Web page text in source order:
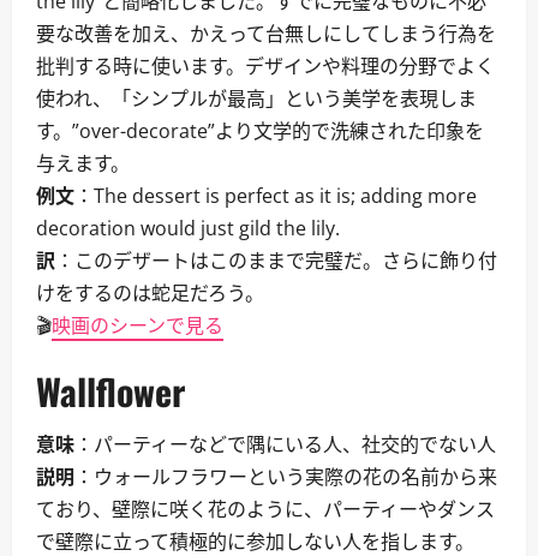
要な改善を加え、かえって台無しにしてしまう行為を
批判する時に使います。デザインや料理の分野でよく
使われ、「シンプルが最高」という美学を表現しま
す。”over-decorate”より文学的で洗練された印象を
与えます。
例文 ：The dessert is perfect as it is; adding more
decoration would just gild the lily.
訳 ：このデザートはこのままで完璧だ。さらに飾り付
けをするのは蛇足だろう。
🎬映画のシーンで見る
Wallflower
意味 ：パーティーなどで隅にいる人、社交的でない人
説明 ：ウォールフラワーという実際の花の名前から来
ており、壁際に咲く花のように、パーティーやダンス
で壁際に立って積極的に参加しない人を指します。